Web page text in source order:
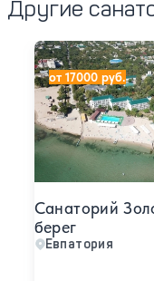
Другие
Санаторий
берег
Евпатория
Санаторий
от 17000 руб.